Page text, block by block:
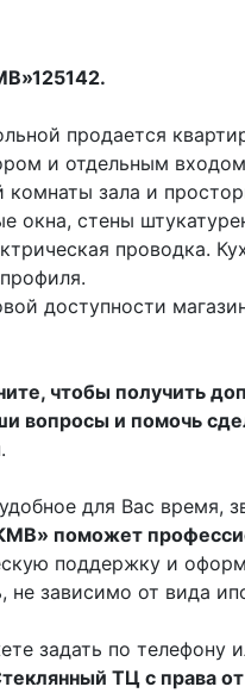
продается
и отдельным
комнаты зала и
окна, стены
проводка.
доступности
чтобы получить
вопросы и помочь
для Вас время,
поможет
поддержку и
зависимо от вида
задать по телефону
ТЦ с права